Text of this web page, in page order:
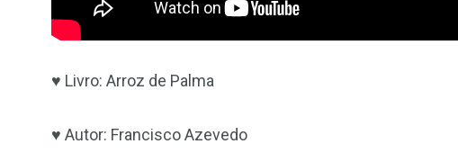
♥ Livro: Arroz de Palma
♥ Autor: Francisco Azevedo